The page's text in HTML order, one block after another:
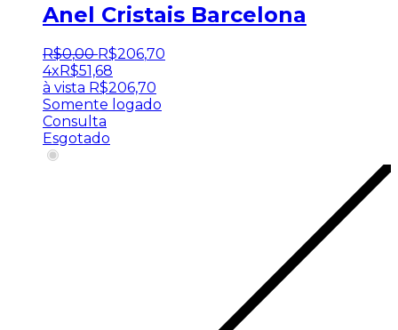
Anel Cristais Barcelona
R$0,00 R$206,70
4xR$51,68
à vista R$206,70
Somente logado
Consulta
Esgotado